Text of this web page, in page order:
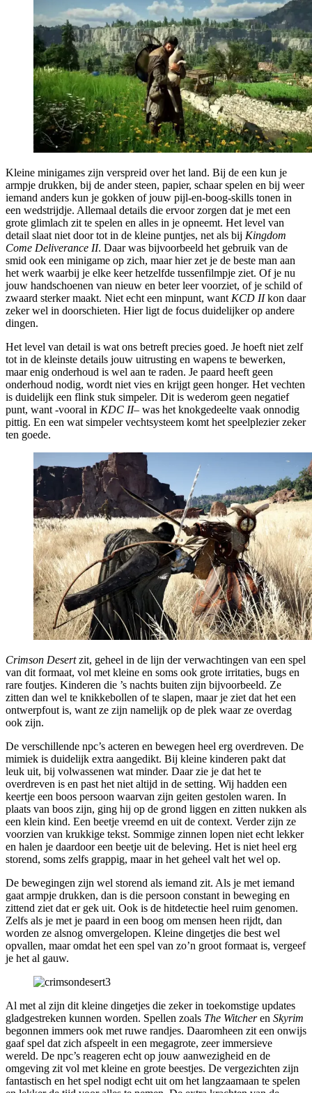
Kleine minigames zijn verspreid over het land. Bij de een kun je
armpje drukken, bij de ander steen, papier, schaar spelen en bij weer
iemand anders kun je gokken of jouw pijl-en-boog-skills tonen in
een wedstrijdje. Allemaal details die ervoor zorgen dat je met een
grote glimlach zit te spelen en alles in je opneemt. Het level van
detail slaat niet door tot in de kleine puntjes, net als bij Kingdom
Come Deliverance II. Daar was bijvoorbeeld het gebruik van de
smid ook een minigame op zich, maar hier zet je de beste man aan
het werk waarbij je elke keer hetzelfde tussenfilmpje ziet. Of je nu
jouw handschoenen van nieuw en beter leer voorziet, of je schild of
zwaard sterker maakt. Niet echt een minpunt, want KCD IIkon daar
zeker wel in doorschieten. Hier ligt de focus duidelijker op andere
dingen.
Het level van detail is wat ons betreft precies goed. Je hoeft niet zelf
tot in de kleinste details jouw uitrusting en wapens te bewerken,
maar enig onderhoud is wel aan te raden. Je paard heeft geen
onderhoud nodig, wordt niet vies en krijgt geen honger. Het vechten
is duidelijk een flink stuk simpeler. Dit is wederom geen negatief
punt, want -vooral in KDC II– was het knokgedeelte vaak onnodig
pittig. En een wat simpeler vechtsysteem komt het speelplezier zeker
ten goede.
Crimson Desertzit, geheel in de lijn der verwachtingen van een spel
van dit formaat, vol met kleine en soms ook grote irritaties, bugs en
rare foutjes. Kinderen die ’s nachts buiten zijn bijvoorbeeld. Ze
zitten dan wel te knikkebollen of te slapen, maar je ziet dat het een
ontwerpfout is, want ze zijn namelijk op de plek waar ze overdag
ook zijn.
De verschillende npc’s acteren en bewegen heel erg overdreven. De
mimiek is duidelijk extra aangedikt. Bij kleine kinderen pakt dat
leuk uit, bij volwassenen wat minder. Daar zie je dat het te
overdreven is en past het niet altijd in de setting. Wij hadden een
keertje een boos persoon waarvan zijn geiten gestolen waren. In
plaats van boos zijn, ging hij op de grond liggen en zitten nukken als
een klein kind. Een beetje vreemd en uit de context. Verder zijn ze
voorzien van krukkige tekst. Sommige zinnen lopen niet echt lekker
en halen je daardoor een beetje uit de beleving. Het is niet heel erg
storend, soms zelfs grappig, maar in het geheel valt het wel op.
De bewegingen zijn wel storend als iemand zit. Als je met iemand
gaat armpje drukken, dan is die persoon constant in beweging en
zittend ziet dat er gek uit. Ook is de hitdetectie heel ruim genomen.
Zelfs als je met je paard in een boog om mensen heen rijdt, dan
worden ze alsnog omvergelopen. Kleine dingetjes die best wel
opvallen, maar omdat het een spel van zo’n groot formaat is, vergeef
je het al gauw.
Al met al zijn dit kleine dingetjes die zeker in toekomstige updates
gladgestreken kunnen worden. Spellen zoals The Witcheren Skyrim
begonnen immers ook met ruwe randjes. Daaromheen zit een onwijs
gaaf spel dat zich afspeelt in een megagrote, zeer immersieve
wereld. De npc’s reageren echt op jouw aanwezigheid en de
omgeving zit vol met kleine en grote beestjes. De vergezichten zijn
fantastisch en het spel nodigt echt uit om het langzaamaan te spelen